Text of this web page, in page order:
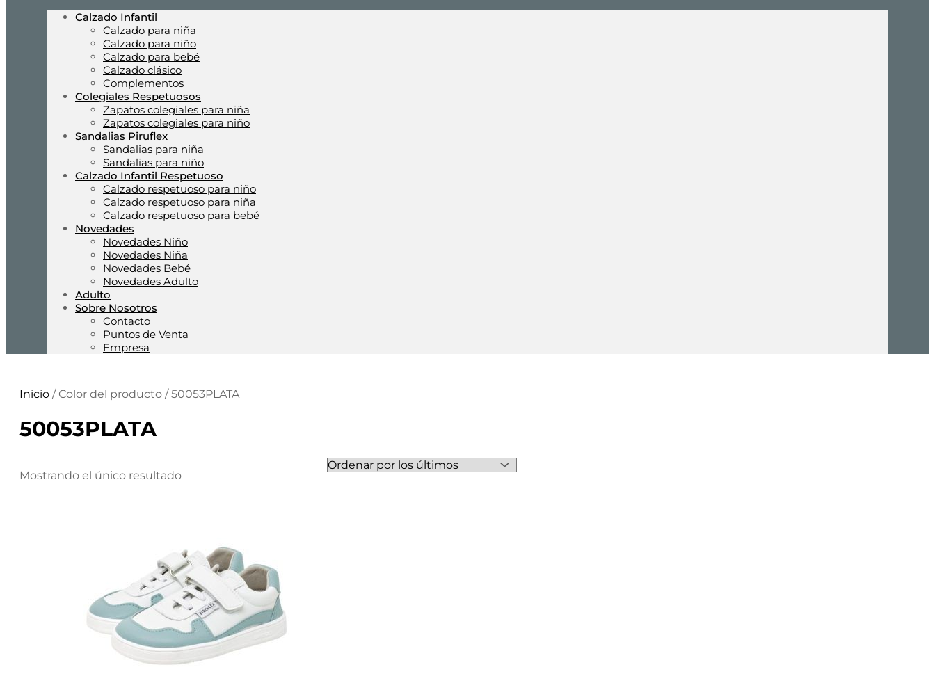
Calzado Infantil
Calzado para niña
Calzado para niño
Calzado para bebé
Calzado clásico
Complementos
Colegiales Respetuosos
Zapatos colegiales para niña
Zapatos colegiales para niño
Sandalias Piruflex
Sandalias para niña
Sandalias para niño
Calzado Infantil Respetuoso
Calzado respetuoso para niño
Calzado respetuoso para niña
Calzado respetuoso para bebé
Novedades
Novedades Niño
Novedades Niña
Novedades Bebé
Novedades Adulto
Adulto
Sobre Nosotros
Contacto
Puntos de Venta
Empresa
Inicio / Color del producto / 50053PLATA
50053PLATA
Mostrando el único resultado